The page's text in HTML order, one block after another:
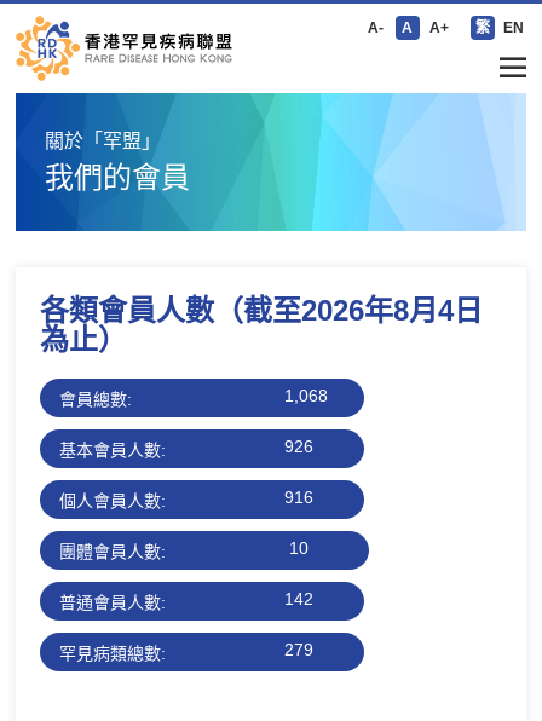
A- A A+ 繁 EN
關於「罕盟」
我們的會員
各類會員人數 （截至2026年8月4日
為止）
會員總數: 1,068
基本會員人數: 926
個人會員人數: 916
團體會員人數: 10
普通會員人數: 142
罕見病類總數: 279